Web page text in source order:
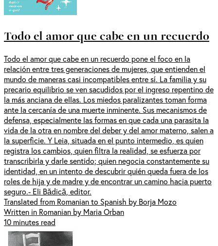
Todo el amor que cabe en un recuerdo
Todo el amor que cabe en un recuerdo pone el foco en la
relación entre tres generaciones de mujeres, que entienden el
mundo de maneras casi incompatibles entre sí. La familia y su
precario equilibrio se ven sacudidos por el ingreso repentino de
la más anciana de ellas. Los miedos paralizantes toman forma
ante la cercanía de una muerte inminente. Sus mecanismos de
defensa, especialmente las formas en que cada una parasita la
vida de la otra en nombre del deber y del amor materno, salen a
la superficie. Y Leia, situada en el punto intermedio, es quien
registra los cambios, quien filtra la realidad, se esfuerza por
transcribirla y darle sentido; quien negocia constantemente su
identidad, en un intento de descubrir quién queda fuera de los
roles de hija y de madre y de encontrar un camino hacia puerto
seguro.- Eli Bădică, editor.
Translated from Romanian to Spanish by Borja Mozo
Written in Romanian by Maria Orban
10 minutes read